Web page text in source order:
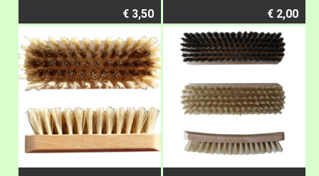
€ 3,50 € 2,00